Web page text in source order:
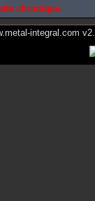
chronique.
integral.com